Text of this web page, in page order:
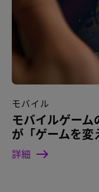
モバイル
モバイルゲーム
が「ゲームを変
詳細